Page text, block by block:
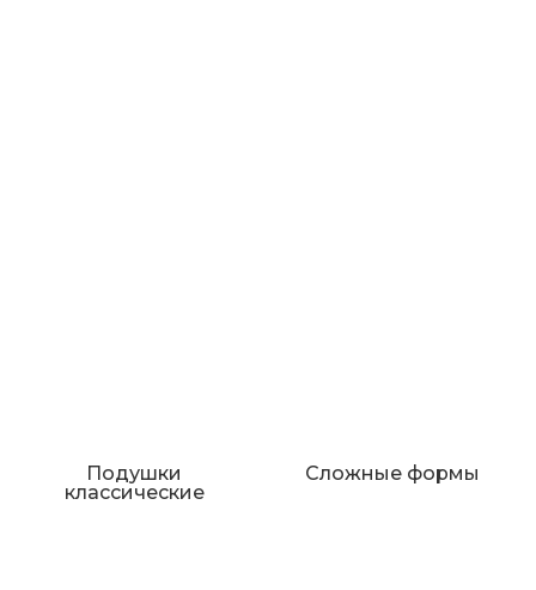
Подушки
классические
Сложные формы